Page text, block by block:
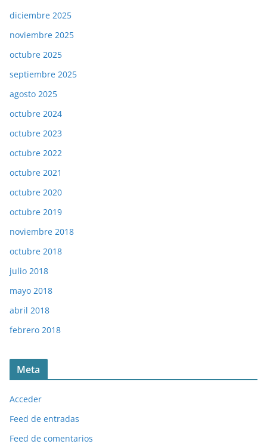
diciembre 2025
noviembre 2025
octubre 2025
septiembre 2025
agosto 2025
octubre 2024
octubre 2023
octubre 2022
octubre 2021
octubre 2020
octubre 2019
noviembre 2018
octubre 2018
julio 2018
mayo 2018
abril 2018
febrero 2018
Meta
Acceder
Feed de entradas
Feed de comentarios